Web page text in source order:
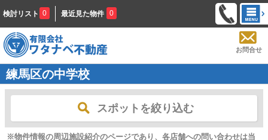
検討リスト 0 最近見た物件 0
お問合せ
練馬区の中学校
スポットを絞り込む
※物件情報の周辺施設紹介のページであり、各店舗への問い合わせは当